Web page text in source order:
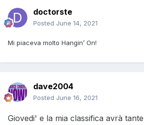
doctorste
Posted June 14, 2021
Mi piaceva molto Hangin’ On!
dave2004
Posted June 16, 2021
Giovedi' e la mia classifica avrà